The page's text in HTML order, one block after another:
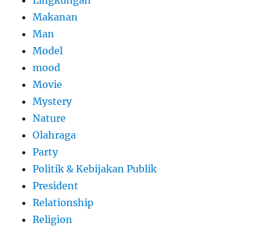
Makanan
Man
Model
mood
Movie
Mystery
Nature
Olahraga
Party
Politik & Kebijakan Publik
President
Relationship
Religion